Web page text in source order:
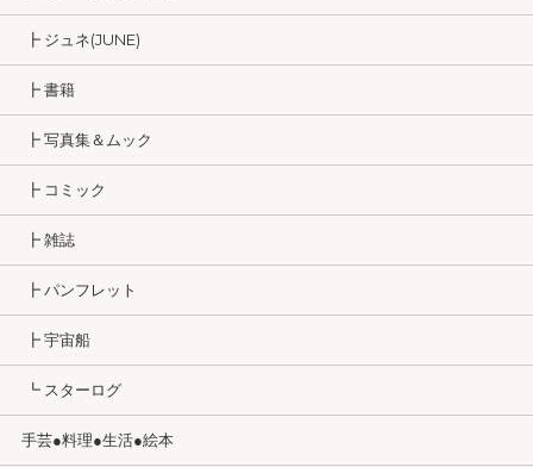
┣ ジュネ(JUNE)
┣ 書籍
┣ 写真集＆ムック
┣ コミック
┣ 雑誌
┣ パンフレット
┣ 宇宙船
┗ スターログ
手芸●料理●生活●絵本